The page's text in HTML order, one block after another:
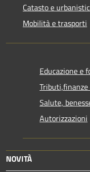
Catasto e
Mobilità e trasporti
Educazione e
Salute,
Autorizzazioni
NOVITÀ